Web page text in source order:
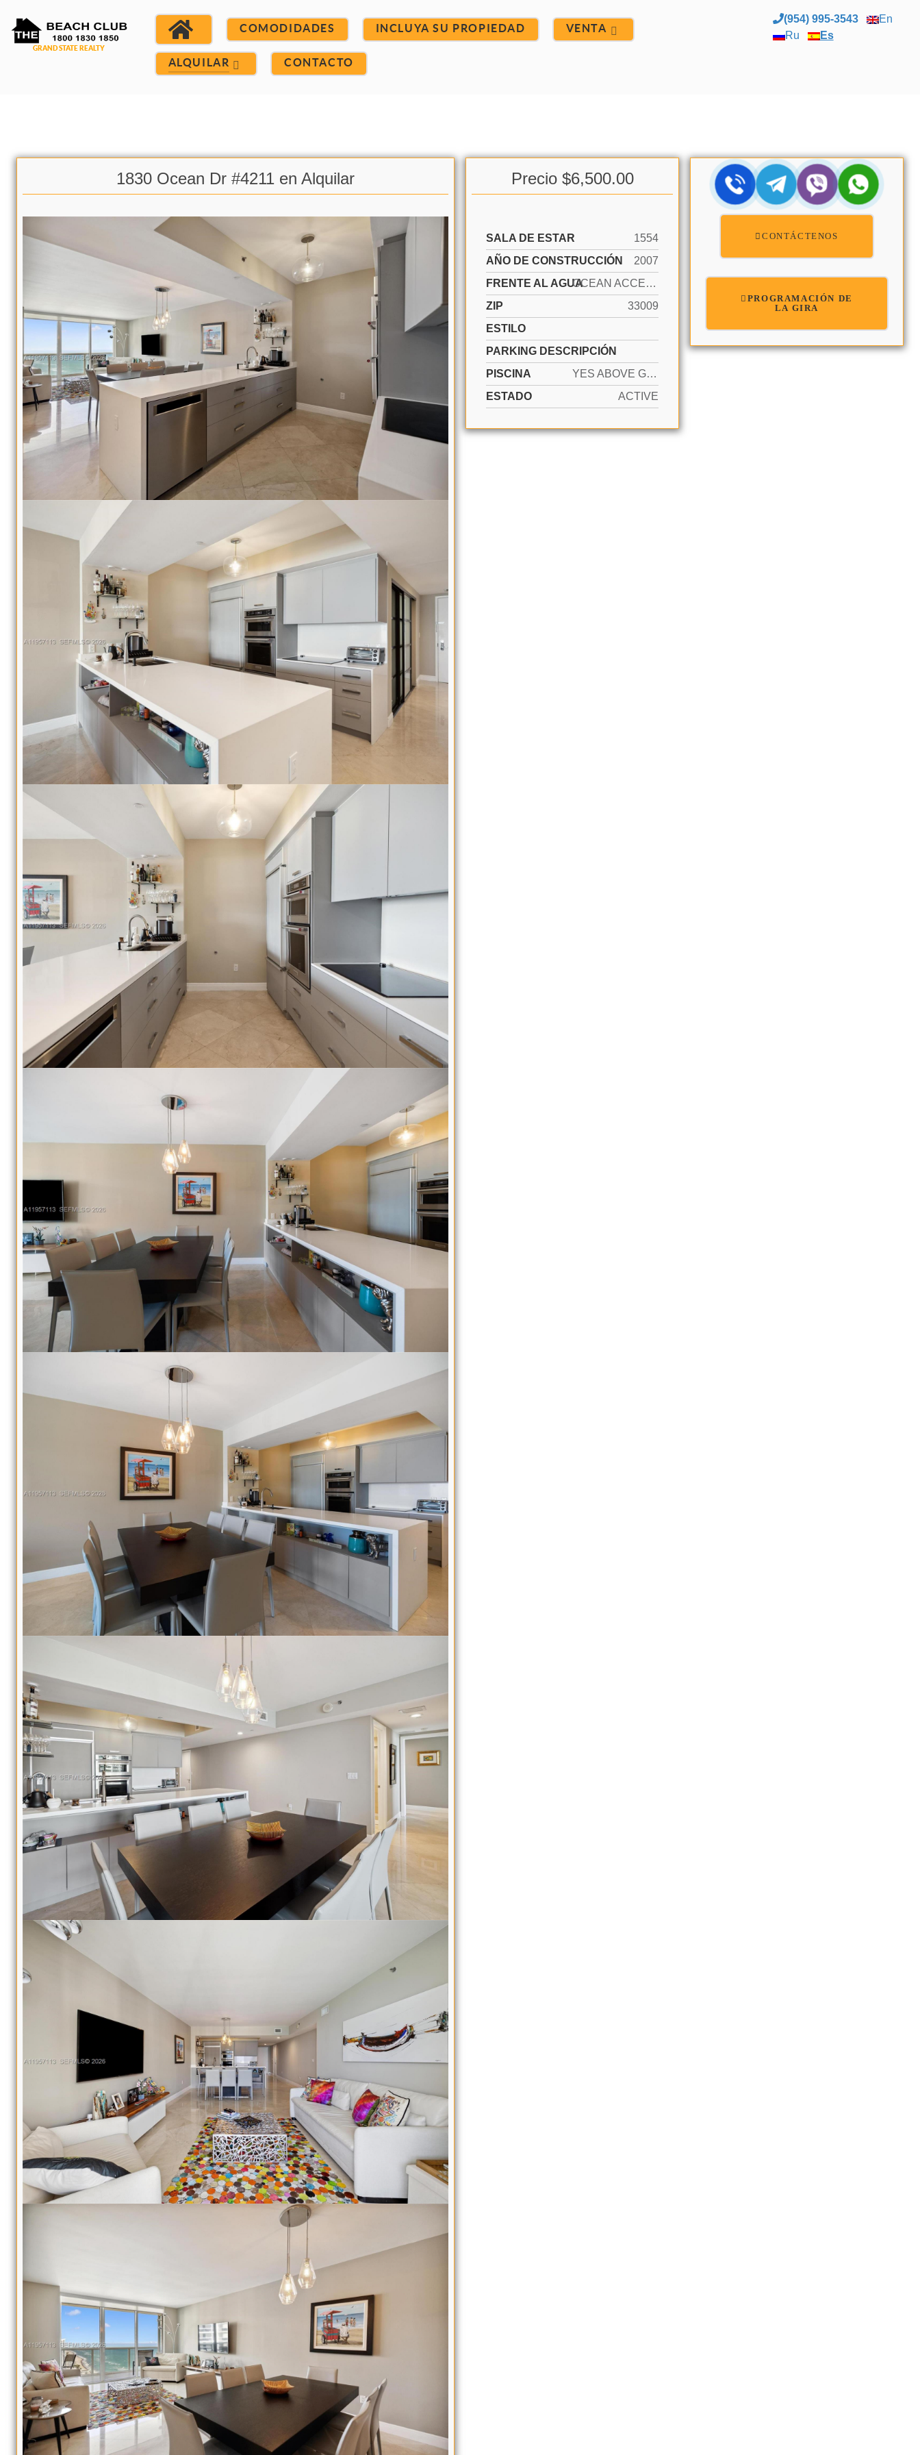
COMODIDADES INCLUYA SU PROPIEDAD VENTA
ALQUILAR CONTACTO
(954) 995-3543
En
Ru
Es
1830 Ocean Dr #4211 en Alquilar Precio $6,500.00
SALA DE ESTAR
1554
AÑO DE CONSTRUCCIÓN
2007
FRENTE AL AGUA
OCEAN ACCESS, OCEAN FRONT
ZIP
33009
ESTILO
PARKING DESCRIPCIÓN
PISCINA
YES ABOVE GROUND
ESTADO
ACTIVE
CONTÁCTENOS
PROGRAMACIÓN DE
LA GIRA